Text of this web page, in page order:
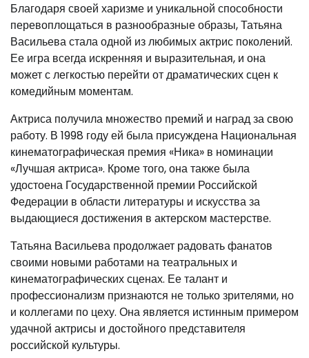
Благодаря своей харизме и уникальной способности
перевоплощаться в разнообразные образы, Татьяна
Васильева стала одной из любимых актрис поколений.
Ее игра всегда искренняя и выразительная, и она
может с легкостью перейти от драматических сцен к
комедийным моментам.
Актриса получила множество премий и наград за свою
работу. В 1998 году ей была присуждена Национальная
кинематографическая премия «Ника» в номинации
«Лучшая актриса». Кроме того, она также была
удостоена Государственной премии Российской
Федерации в области литературы и искусства за
выдающиеся достижения в актерском мастерстве.
Татьяна Васильева продолжает радовать фанатов
своими новыми работами на театральных и
кинематографических сценах. Ее талант и
профессионализм признаются не только зрителями, но
и коллегами по цеху. Она является истинным примером
удачной актрисы и достойного представителя
российской культуры.